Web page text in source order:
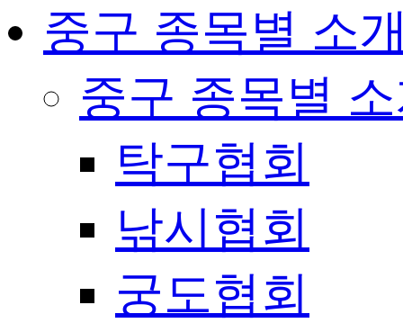
중구 종목별 소
중구 종목별
탁구협회
낚시협회
궁도협회